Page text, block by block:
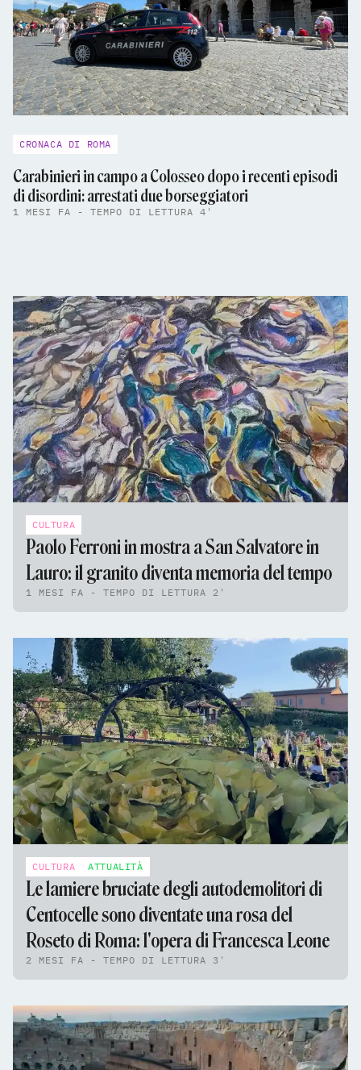
CRONACA DI ROMA
Carabinieri in campo a Colosseo dopo i recenti episodi
di disordini: arrestati due borseggiatori
1 MESI FA - TEMPO DI LETTURA 4'
CULTURA
Paolo Ferroni in mostra a San Salvatore in
Lauro: il granito diventa memoria del tempo
1 MESI FA - TEMPO DI LETTURA 2'
CULTURA ATTUALITÀ
Le lamiere bruciate degli autodemolitori di
Centocelle sono diventate una rosa del
Roseto di Roma: l'opera di Francesca Leone
2 MESI FA - TEMPO DI LETTURA 3'